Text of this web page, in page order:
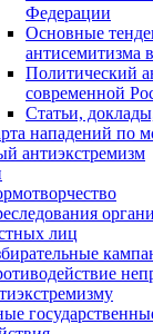
Федерации
Основные
антисемитизма
Политический
современной
Статьи,
нападений по
антиэкстремизм
лиц